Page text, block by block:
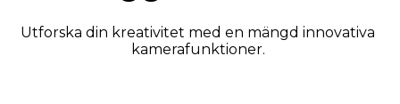
Utforska din kreativitet med en mängd innovativa
kamerafunktioner.